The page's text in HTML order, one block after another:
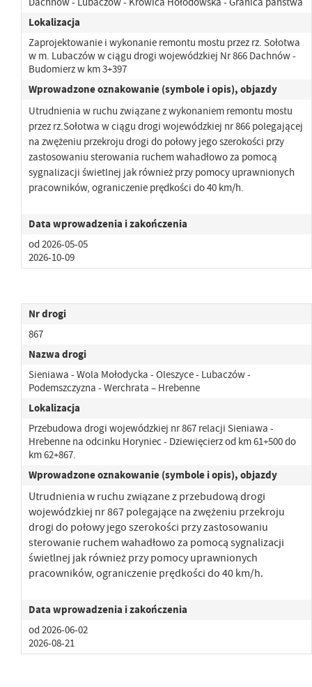
Lokalizacja
Zaprojektowanie i wykonanie remontu mostu przez rz. Sołotwa
w m. Lubaczów w ciągu drogi wojewódzkiej Nr 866 Dachnów -
Budomierz w km 3+397
Wprowadzone oznakowanie (symbole i opis), objazdy
Utrudnienia w ruchu związane z wykonaniem remontu mostu
przez rz.Sołotwa w ciągu drogi wojewódzkiej nr 866 polegającej
na zwężeniu przekroju drogi do połowy jego szerokości przy
zastosowaniu sterowania ruchem wahadłowo za pomocą
sygnalizacji świetlnej jak również przy pomocy uprawnionych
pracowników, ograniczenie prędkości do 40 km/h.
Data wprowadzenia i zakończenia
od 2026-05-05
2026-10-09
Nr drogi
867
Nazwa drogi
Sieniawa - Wola Mołodycka - Oleszyce - Lubaczów -
Podemszczyzna - Werchrata – Hrebenne
Lokalizacja
Przebudowa drogi wojewódzkiej nr 867 relacji Sieniawa -
Hrebenne na odcinku Horyniec - Dziewięcierz od km 61+500 do
km 62+867.
Wprowadzone oznakowanie (symbole i opis), objazdy
Utrudnienia w ruchu związane z przebudową drogi
wojewódzkiej nr 867 polegające na zwężeniu przekroju
drogi do połowy jego szerokości przy zastosowaniu
sterowanie ruchem wahadłowo za pomocą sygnalizacji
świetlnej jak również przy pomocy uprawnionych
pracowników, ograniczenie prędkości do 40 km/h.
Data wprowadzenia i zakończenia
od 2026-06-02
2026-08-21